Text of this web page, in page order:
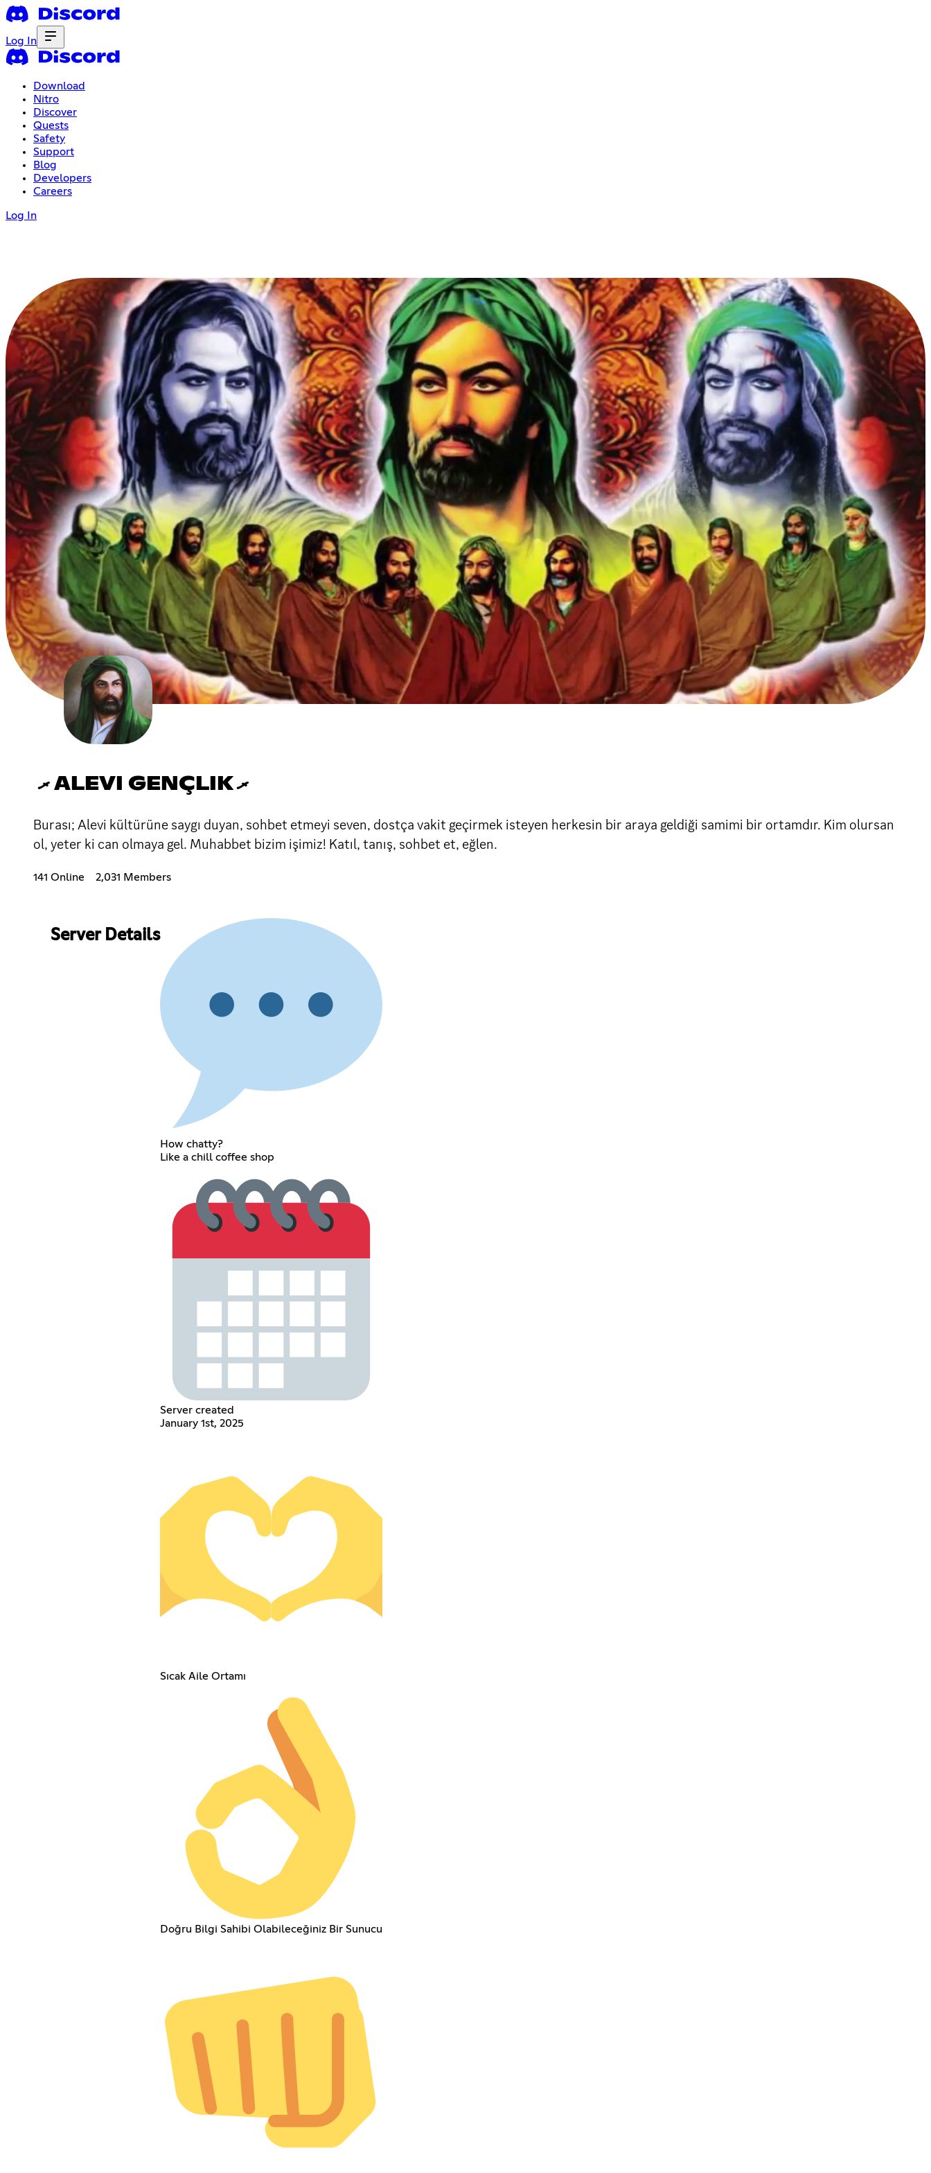
Log In
Download
Nitro
Discover
Quests
Safety
Support
Blog
Developers
Careers
Log In
ރ ALEVI GENÇLIK ރ
Burası; Alevi kültürüne saygı duyan, sohbet etmeyi seven, dostça vakit geçirmek isteyen herkesin bir araya geldiği samimi bir ortamdır. Kim olursan
ol, yeter ki can olmaya gel. Muhabbet bizim işimiz! Katıl, tanış, sohbet et, eğlen.
141 Online 2,031 Members
Server Details
How chatty?
Like a chill coffee shop
Server created
January 1st, 2025
Sıcak Aile Ortamı
Doğru Bilgi Sahibi Olabileceğiniz Bir Sunucu